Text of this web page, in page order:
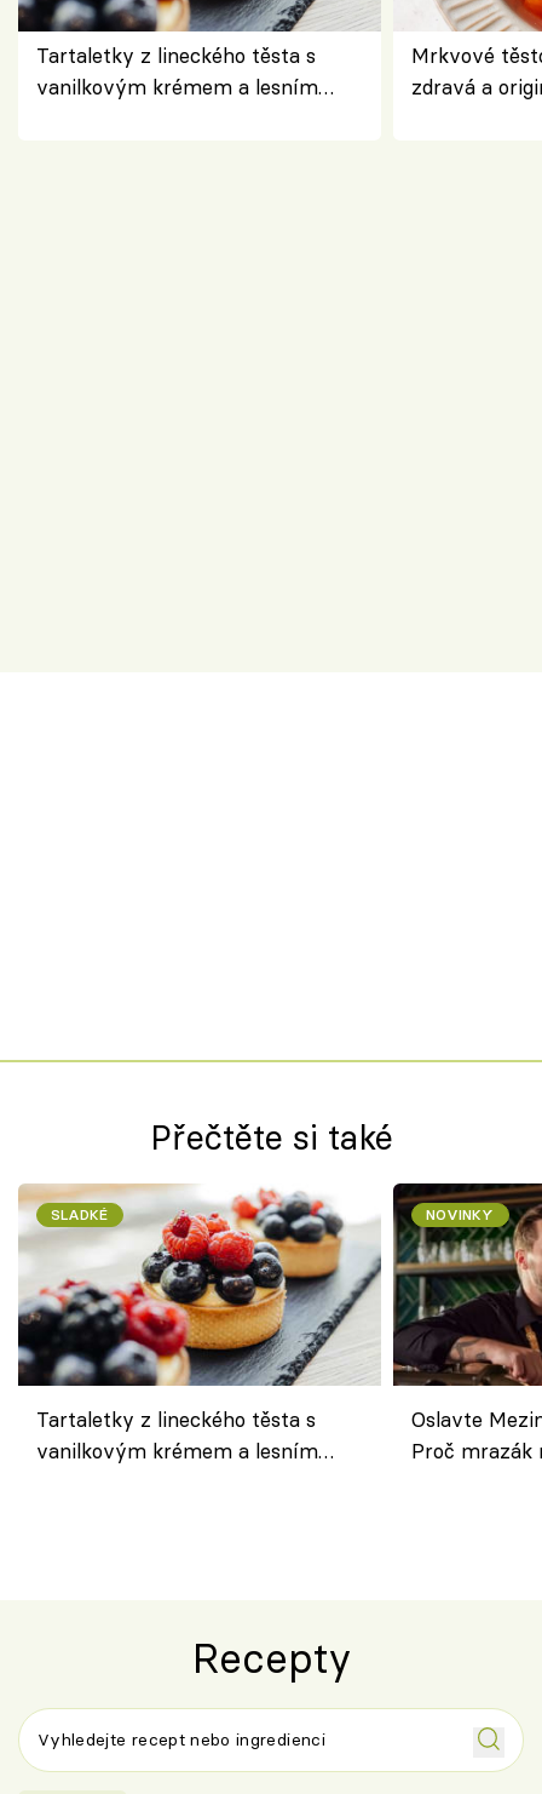
Tartaletky z lineckého těsta s
vanilkovým krémem a lesním
Mrkvové
zdravá a
Přečtěte si také
SLADKÉ
Tartaletky z lineckého těsta s
vanilkovým krémem a lesním
NOVINKY
Oslavte
Proč
Recepty